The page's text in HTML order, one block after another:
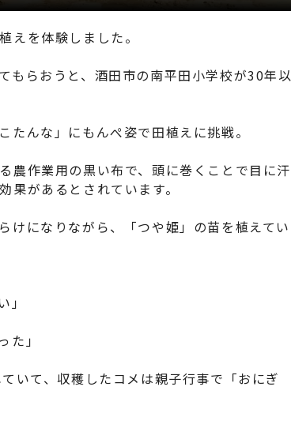
えを体験しました。
もらおうと、酒田市の南平田小学校が30年以
んな」にもんぺ姿で田植えに挑戦。
農作業用の黒い布で、頭に巻くことで目に汗
があるとされています。
けになりながら、「つや姫」の苗を植えてい
」
た」
いて、収穫したコメは親子行事で「おにぎ